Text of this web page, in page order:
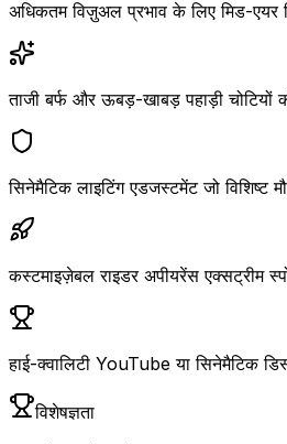
अधिकतम विज़ुअल प्रभाव के लिए मिड-एयर
ताजी बर्फ और ऊबड़-खाबड़ पहाड़ी चोटियों
सिनेमैटिक लाइटिंग एडजस्टमेंट जो
कस्टमाइज़ेबल राइडर अपीयरेंस एक्सट्रीम
हाई-क्वालिटी YouTube या सिनेमैटिक
विशेषज्ञता